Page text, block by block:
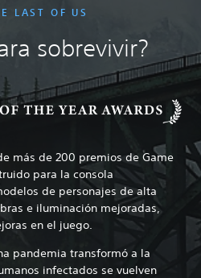
LAST OF US
sobrevivir?
más de 200 premios de Game
para la consola
de personajes de alta
e iluminación mejoradas,
en el juego.
pandemia transformó a la
infectados se vuelven